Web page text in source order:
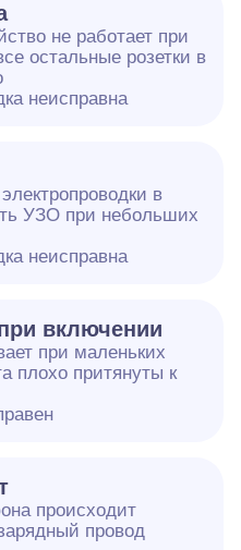
не работает при
остальные розетки в
неисправна
в
УЗО при небольших
неисправна
включении
при маленьких
плохо притянуты к
происходит
провод